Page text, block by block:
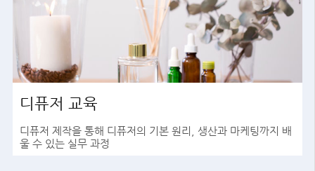
디퓨저 교육
디퓨저 제작을 통해 디퓨저의 기본 원리, 생산과 마케팅까지 배
울 수 있는 실무 과정